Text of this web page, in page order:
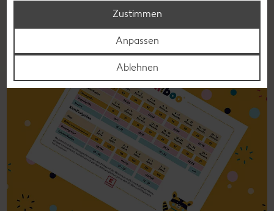
Größenübersicht
Zustimmen
Anpassen
Ablehnen